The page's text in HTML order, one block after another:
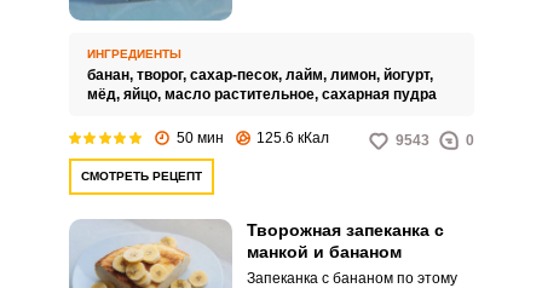
запеканка румяная и
привлекательная.
ИНГРЕДИЕНТЫ
банан, творог, сахар-песок, лайм, лимон, йогурт,
мёд, яйцо, масло растительное, сахарная пудра
50 мин 125.6 кКал 9543 0
СМОТРЕТЬ РЕЦЕПТ
Творожная запеканка с
манкой и бананом
Запеканка с бананом по этому